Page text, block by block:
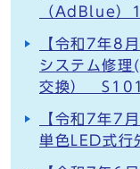
（AdBlue）
【令和7年8
システム修理
交換）
【令和7年7
単色LED式行